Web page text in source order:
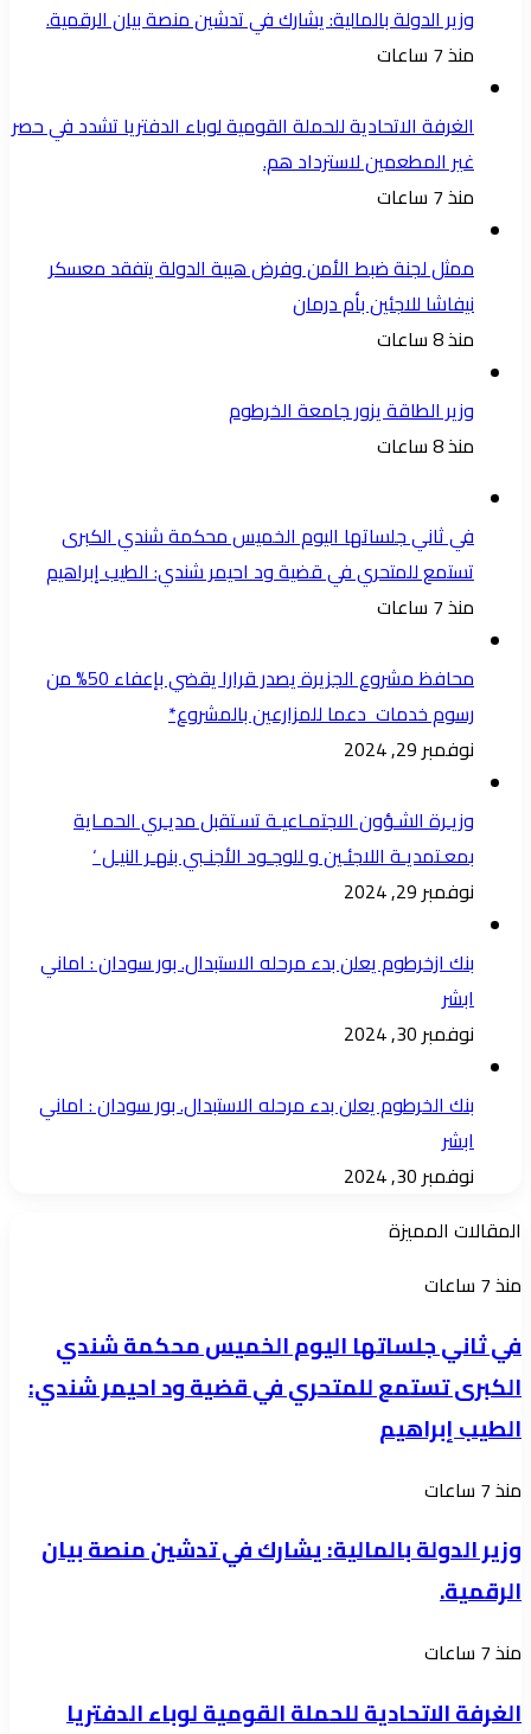
وزير الدولة بالمالية: يشارك في تدشين منصة بيان الرقمية.
منذ 7 ساعات
الغرفة الاتحادية للحملة القومية لوباء الدفتريا تشدد في حصر
غير المطعمين لاسترداد هم.
منذ 7 ساعات
ممثل لجنة ضبط الأمن وفرض هيبة الدولة يتفقد معسكر
نيفاشا للاجئين بأم درمان
منذ 8 ساعات
وزير الطاقة يزور جامعة الخرطوم
منذ 8 ساعات
في ثاني جلساتها اليوم الخميس محكمة شندي الكبرى
تستمع للمتحري في قضية ود احيمر شندي: الطيب إبراهيم
منذ 7 ساعات
محافظ مشروع الجزيرة يصدر قرارا يقضي بإعفاء 50% من
رسوم خدمات دعما للمزارعين بالمشروع*
نوفمبر 29, 2024
وزيـرة الشـؤون الاجتمـاعيـة تسـتقبل مديـري الحمـاية
بمعـتمديـة اللاجئـين و للوجـود الأجنـبي بنهـر النيـل ‘
نوفمبر 29, 2024
بنك ازخرطوم يعلن بدء مرحله الاستبدال. بور سودان : اماني
ابشر
نوفمبر 30, 2024
بنك الخرطوم يعلن بدء مرحله الاستبدال. بور سودان : اماني
ابشر
نوفمبر 30, 2024
المقالات المميزة
في
جلساتها
اليوم
الخميس
شندي
الكبرى
تستمع
للمتحري
في
ود
منذ 7 ساعات
في ثاني جلساتها اليوم الخميس محكمة شندي
الكبرى تستمع للمتحري في قضية ود احيمر شندي:
الطيب إبراهيم
وزير
بالمالية:
يشارك
تدشين
منصة
منذ 7 ساعات
وزير الدولة بالمالية: يشارك في تدشين منصة بيان
الرقمية.
الغرفة
للحملة
منذ 7 ساعات
الغرفة الاتحادية للحملة القومية لوباء الدفتريا